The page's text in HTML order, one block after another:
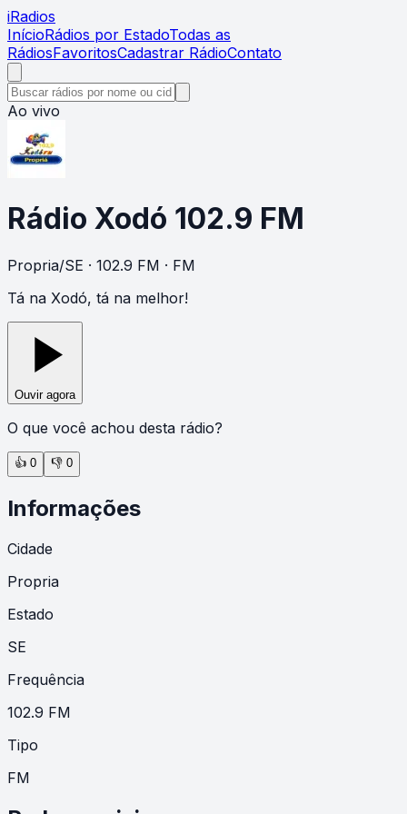
iRadios
InícioRádios por EstadoTodas as
RádiosFavoritosCadastrar RádioContato
Ao vivo
Rádio Xodó 102.9 FM
Propria/SE · 102.9 FM · FM
Tá na Xodó, tá na melhor!
Ouvir agora
O que você achou desta rádio?
👍 0 👎 0
Informações
Cidade
Propria
Estado
SE
Frequência
102.9 FM
Tipo
FM